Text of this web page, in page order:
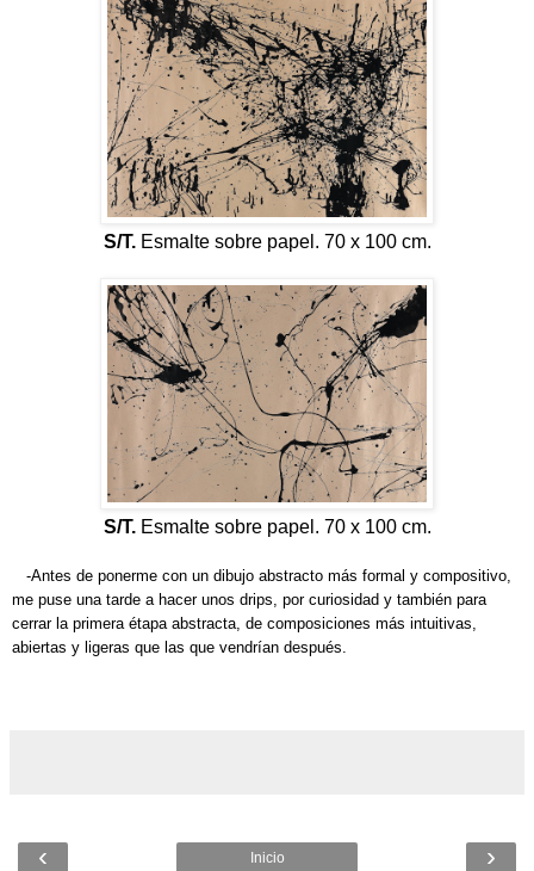
S/T.Esmalte sobre papel. 70 x 100 cm.
S/T.Esmalte sobre papel. 70 x 100 cm.
-Antes de ponerme con un dibujo abstracto más formal y compositivo,
me puse una tarde a hacer unos drips, por curiosidad y también para
cerrar la primera étapa abstracta, de composiciones más intuitivas,
abiertas y ligeras que las que vendrían después.
‹ ›
Inicio